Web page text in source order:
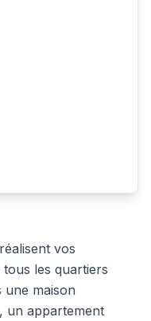
vos
les quartiers
une maison
, un appartement